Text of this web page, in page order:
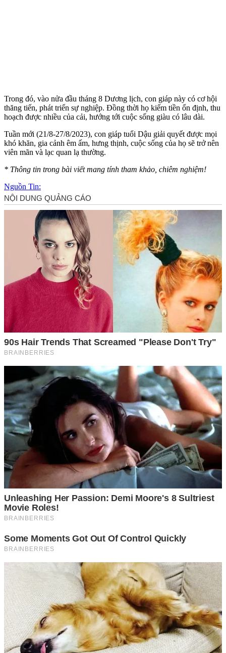
Trong đó, vào nửa đầu tháng 8 Dương lịch, con giáp này có cơ hội
thăng tiến, phát triển sự nghiệp. Đồng thời họ kiếm tiền ổn định, thu
hoạch được nhiều của cải, hướng tới cuộc sống giàu có lâu dài.
Tuần mới (21/8-27/8/2023), con giáp tuổi Dậu giải quyết được mọi
khó khăn, gia cảnh êm ấm, hưng thịnh, cuộc sống của họ sẽ trở nên
viên mãn và lạc quan lạ thường.
* Thông tin trong bài viết mang tính tham khảo, chiêm nghiệm!
Nguồn Tin: